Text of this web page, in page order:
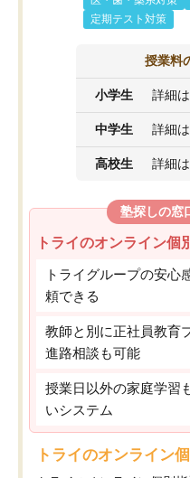
定期テスト対策
授業料
小学生 詳細
中学生 詳細
高校生 詳細
塾探しの窓
トライのオンライン個
トライグループの安心
頼できる
教師と別に正社員教育
進路相談も可能
授業日以外の家庭学習
いシステム
トライのオンライン